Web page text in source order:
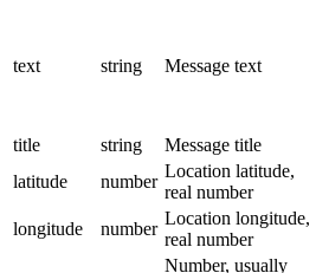
text string Message text
title
string Message title
latitude
number
Location latitude,
real number
longitude
number
Location longitude,
real number
Number, usually